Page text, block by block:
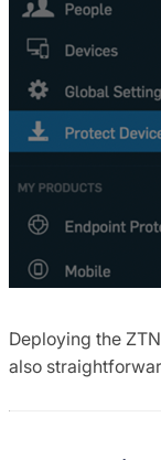
Deploying the
also